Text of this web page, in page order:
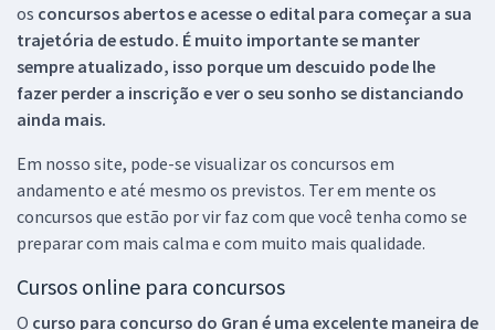
os concursos abertos e acesse o edital para começar a sua
trajetória de estudo. É muito importante se manter
sempre atualizado, isso porque um descuido pode lhe
fazer perder a inscrição e ver o seu sonho se distanciando
ainda mais.
Em nosso site, pode-se visualizar os concursos em
andamento e até mesmo os previstos. Ter em mente os
concursos que estão por vir faz com que você tenha como se
preparar com mais calma e com muito mais qualidade.
Cursos online para concursos
O curso para concurso do Gran é uma excelente maneira de